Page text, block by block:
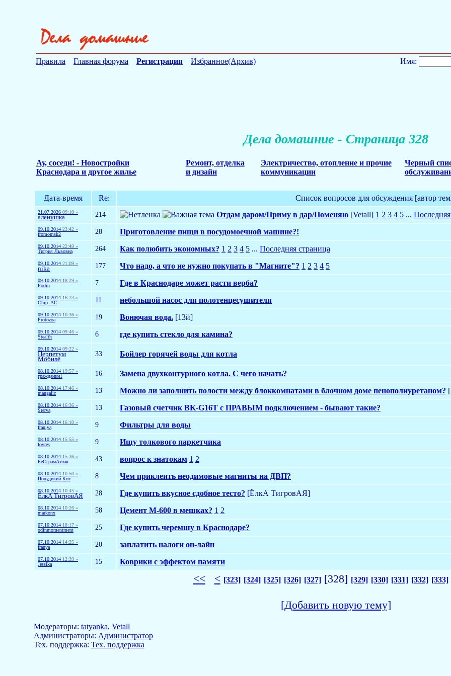
Правила Главная форума Регистрация Избранное(Архив) Имя:
Дела домашние - Страница 328
Ау, соседи! - Новостройки
Краснодара и другое жилье
Ремонт, отделка
и дизайн
Электричество, отопление и прочие
коммуникации
Черный
Дата-время Re: Список вопросов для обсуждения [автор
21.07.2026 09:10 »
аленушка 214 Отдам даром/Приму в дар/Поменяю [Vetall] 1 2 3 4 5 ...
09.10.2014 23:42 »
fromomsk2
28 Приготовление пищи в посудомоечной машине?!
09.10.2014 22:49 »
Тигрия Львовна
264 Как полюбить экономных? 1 2 3 4 5 ... Последняя страница
09.10.2014 21:09 »
nika 177 Что надо, а что не нужно покупать в "Магните"? 1 2 3 4 5
09.10.2014 18:29 »
Fodin
7 Где в Краснодаре может расти верба?
09.10.2014 16:23 »
Chip_AC
11 небольшой насос для полотенцесушителя
09.10.2014 10:36 »
Protozoa
19 Вонючая вода. [13й]
09.10.2014 09:46 »
Stealth
6 где купить стекло для камина?
09.10.2014 09:22 »
Перпетум
Мобиле
33 Бойлер горячей воды для котла
08.10.2014 19:57 »
гражданин1
16 Замена двухконтурного котла. С чего начать?
08.10.2014 17:46 »
mangalic
13 Можно ли заполнить полости между блоккомнатами в блочном доме пенополиуретаном?
08.10.2014 16:36 »
Sterva
13 Газовый счетчик BK-G16T с ПРАВЫМ подключением - бывают такие?
08.10.2014 16:10 »
franiya
9 Фильтры для воды
08.10.2014 15:55 »
lovres
9 Ищу толкового паркетчика
08.10.2014 15:36 »
БеСграмАтная
43 вопрос к знатокам 1 2
08.10.2014 10:50 »
Полудикий Кот
8 Чем приклеить неодимовые магниты на ДВП?
08.10.2014 10:45 »
ЁлкА ТигровАЯ 28 Где купить вкусное сдобное тесто? [ЁлкА ТигровАЯ]
08.10.2014 10:26 »
markonx
58 Цемент М-600 в мешках? 1 2
07.10.2014 18:17 »
odinmomentment
25 Где купить черемшу в Краснодаре?
07.10.2014 14:25 »
franya
20 заплатить налоги он-лайн
07.10.2014 12:39 »
Jessika
15 Коврики с эффектом памяти
<< < [323] [324] [325] [326] [327][328] [329] [330] [331] [332] [333]
[Добавить новую тему]
Модераторы: tatyanka, Vetall
Aдминистраторы: Администратор
Тех. поддержка: Тех. поддержка